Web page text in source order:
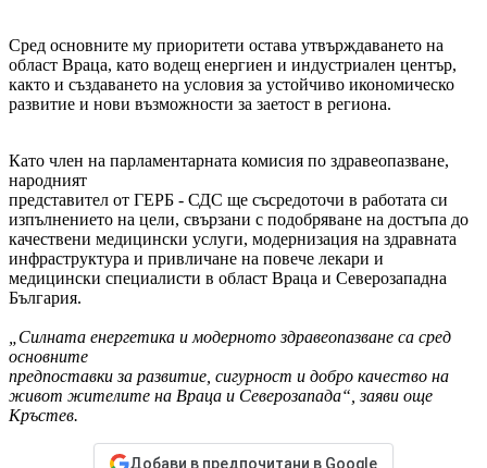
Сред основните му приоритети остава утвърждаването на
област Враца, като водещ енергиен и индустриален център,
както и създаването на условия за устойчиво икономическо
развитие и нови възможности за заетост в региона.
Като член на парламентарната комисия по здравеопазване,
народният
представител от ГЕРБ - СДС ще съсредоточи в работата си
изпълнението на цели, свързани с подобряване на достъпа до
качествени медицински услуги, модернизация на здравната
инфраструктура и привличане на повече лекари и
медицински специалисти в област Враца и Северозападна
България.
„Силната енергетика и модерното здравеопазване са сред
основните
предпоставки за развитие, сигурност и добро качество на
живот жителите на Враца и Северозапада“, заяви още
Кръстев.
Добави в предпочитани в Google